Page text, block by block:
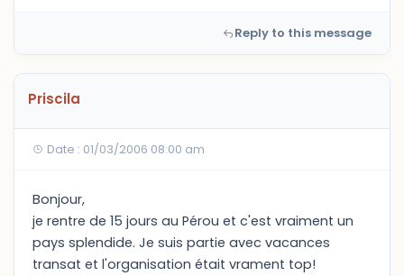
Reply to this message
Priscila
Date : 01/03/2006 08:00 am
Bonjour,
je rentre de 15 jours au Pérou et c'est vraiment un
pays splendide. Je suis partie avec vacances
transat et l'organisation était vrament top!